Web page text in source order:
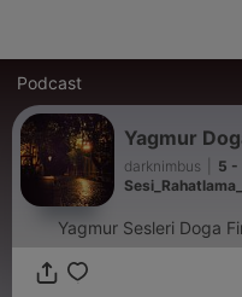
Podcast
Yagmur
darknimbus
5 -
Yagmur